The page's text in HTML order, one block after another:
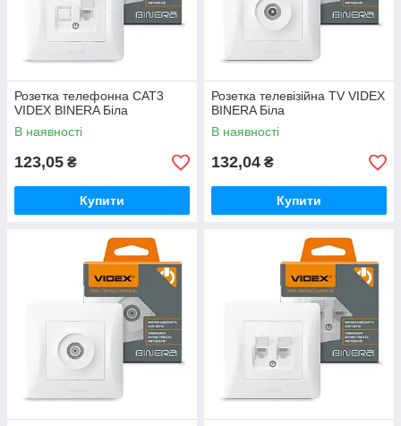
Розетка телефонна CAT3
VIDEX BINERA Біла
В наявності
123,05 ₴
Купити
Розетка телевізійна TV VIDEX
BINERA Біла
В наявності
132,04 ₴
Купити